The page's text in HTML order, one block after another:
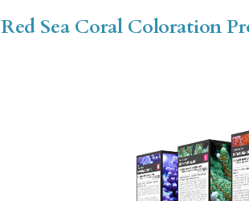
Red Sea Coral Coloration